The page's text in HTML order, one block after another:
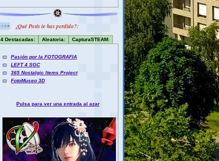
¿Qué Posts te has perdido?:
4 Destacadas: Aleatoria: CapturaSTEAM:
Pasión por la FOTOGRAFIA
LEFT 4 SGC
365 Nostalgic Items Project
FotoMuseo 3D
Pulsa para ver una entrada al azar